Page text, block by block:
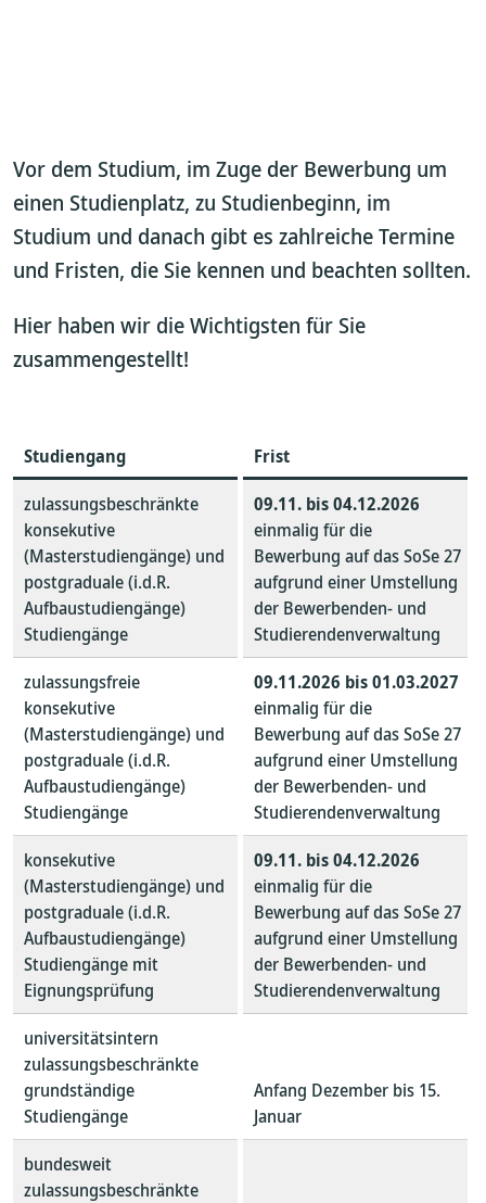
Vor dem Studium, im Zuge der Bewerbung um
einen Studienplatz, zu Studienbeginn, im
Studium und danach gibt es zahlreiche Termine
und Fristen, die Sie kennen und beachten sollten.
Hier haben wir die Wichtigsten für Sie
zusammengestellt!
Studiengang
Frist
zulassungsbeschränkte
konsekutive
(Masterstudiengänge) und
postgraduale (i.d.R.
Aufbaustudiengänge)
Studiengänge
09.11. bis 04.12.2026
einmalig für die
Bewerbung auf das SoSe 27
aufgrund einer Umstellung
der Bewerbenden- und
Studierendenverwaltung
zulassungsfreie
konsekutive
(Masterstudiengänge) und
postgraduale (i.d.R.
Aufbaustudiengänge)
Studiengänge
09.11.2026 bis 01.03.2027
einmalig für die
Bewerbung auf das SoSe 27
aufgrund einer Umstellung
der Bewerbenden- und
Studierendenverwaltung
konsekutive
(Masterstudiengänge) und
postgraduale (i.d.R.
Aufbaustudiengänge)
Studiengänge mit
Eignungsprüfung
09.11. bis 04.12.2026
einmalig für die
Bewerbung auf das SoSe 27
aufgrund einer Umstellung
der Bewerbenden- und
Studierendenverwaltung
universitätsintern
zulassungsbeschränkte
grundständige
Studiengänge
Anfang Dezember bis 15.
Januar
bundesweit
zulassungsbeschränkte